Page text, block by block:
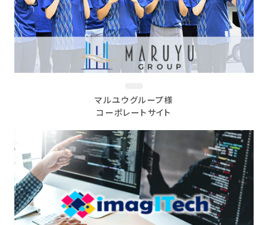
マルユウグループ様
コーポレートサイト